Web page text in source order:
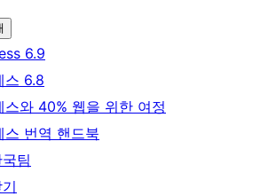
6.9
스 6.8
스와 40% 웹을 위한 여정
스 번역 핸드북
팀